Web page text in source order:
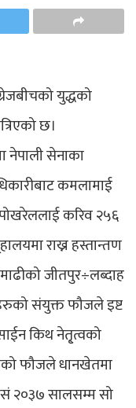
युद्धको
छ।
नेपाली सेनाका
कमलामाई
करिव २५६
राख्न हस्तान्तण
जीतपुर÷लब्दाह
संयुक्त फौजले इष्ट
किथ नेतृ्त्वको
फौजले धानखेतमा
२०३७ सालसम्म सो